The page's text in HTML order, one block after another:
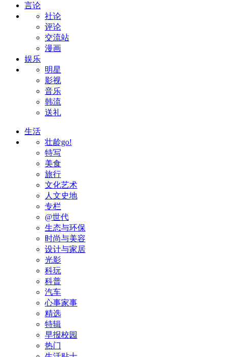
言论
社论
评论
交流站
漫画
娱乐
明星
影视
音乐
韩流
送礼
生活
壮龄go!
特写
美食
旅行
文化艺术
人文史地
专栏
@世代
生态与环保
时尚与美容
设计与家居
光影
科玩
科普
汽车
心事家事
精选
特辑
早报校园
热门